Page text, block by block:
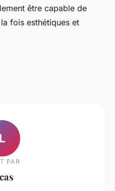
être capable de
fois esthétiques et
L
PAR